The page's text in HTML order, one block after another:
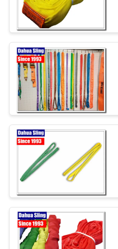
PLAN
DU
SITE
PRIVACY
POLICY